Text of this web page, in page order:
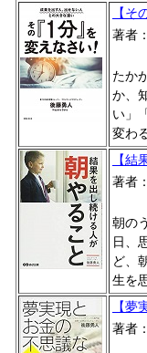
【そ
著者
たか
か、
い」
変わ
【結
著者
朝の
日、
ど、
生を
【夢
著者